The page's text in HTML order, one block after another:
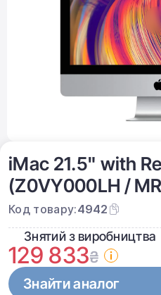
iMac 21.5" with
(Z0VY000LH /
Код товару:4942
Знятий з виробництва
129 833₴
Знайти аналог